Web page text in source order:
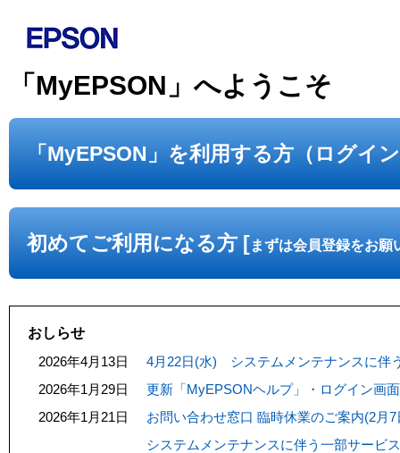
「MyEPSON」へようこそ
「MyEPSON」を利用する方（ログイ
初めてご利用になる方 [まずは会員登録をお願
おしらせ
2026年4月13日
4月22日(水) システムメンテナンスに伴
2026年1月29日
更新「MyEPSONヘルプ」・ログイン画
2026年1月21日
お問い合わせ窓口 臨時休業のご案内(2月
システムメンテナンスに伴う一部サービ